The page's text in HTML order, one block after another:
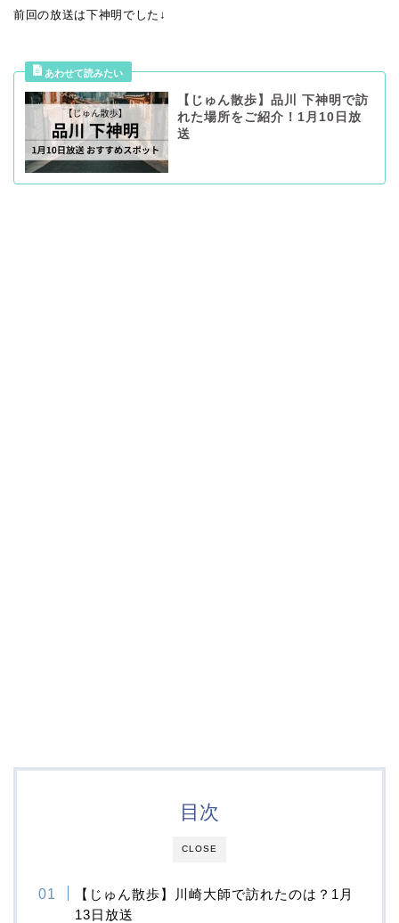
前回の放送は下神明でした↓
【じゅん散歩】品川 下神明で訪
れた場所をご紹介！1月10日放
送
CLOSE
目次
【じゅん散歩】川崎大師で訪れたのは？1月
13日放送